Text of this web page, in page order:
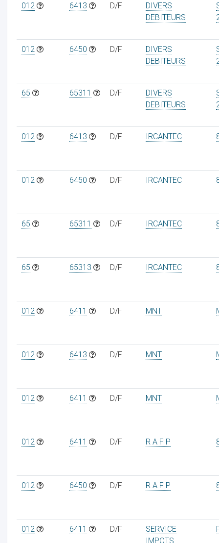
012 6413 D/F
DIVERS
DEBITEURS
012 6450 D/F
DIVERS
DEBITEURS
65 65311 D/F
DIVERS
DEBITEURS
012 6413 D/F IRCANTEC
012 6450 D/F IRCANTEC
65 65311 D/F IRCANTEC
65 65313 D/F IRCANTEC
012 6411 D/F MNT
012 6413 D/F MNT
012 6411 D/F MNT
012 6411 D/F R A F P
012 6450 D/F R A F P
012 6411 D/F
SERVICE
IMPOTS